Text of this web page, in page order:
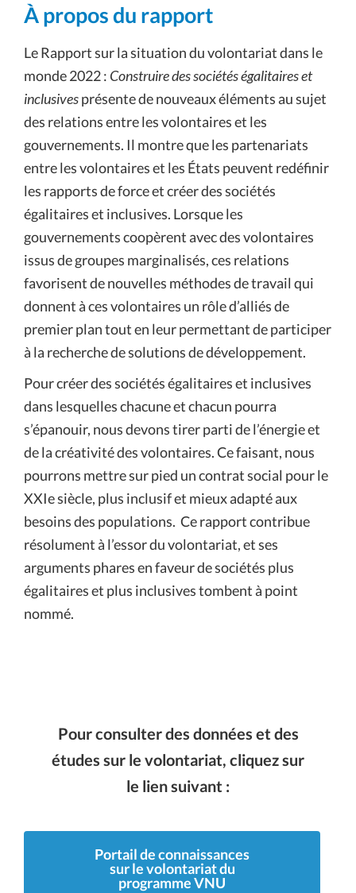
À propos du rapport
Le Rapport sur la situation du volontariat dans le
monde 2022 : Construire des sociétés égalitaires et
inclusivesprésente de nouveaux éléments au sujet
des relations entre les volontaires et les
gouvernements. Il montre que les partenariats
entre les volontaires et les États peuvent redéfinir
les rapports de force et créer des sociétés
égalitaires et inclusives. Lorsque les
gouvernements coopèrent avec des volontaires
issus de groupes marginalisés, ces relations
favorisent de nouvelles méthodes de travail qui
donnent à ces volontaires un rôle d’alliés de
premier plan tout en leur permettant departiciper
à la recherche de solutions de développement.
Pour créer des sociétés égalitaires et inclusives
dans lesquelles chacune et chacun pourra
s’épanouir, nous devons tirer parti de l’énergie et
de la créativité des volontaires. Ce faisant, nous
pourrons mettre sur pied un contrat social pour le
XXIe siècle, plus inclusif et mieux adapté aux
besoins des populations. Ce rapport contribue
résolument à l’essor du volontariat, et ses
arguments phares en faveur de sociétés plus
égalitaires et plus inclusives tombent à point
nommé.
Pour consulter des données et des
études sur le volontariat, cliquez sur
le lien suivant :
Portail de connaissances
sur le volontariat du
programme VNU